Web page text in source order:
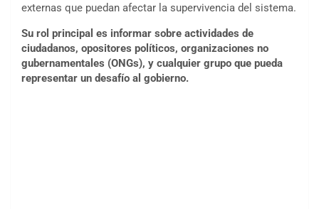
externas que puedan afectar la supervivencia del sistema.
Su rol principal es informar sobre actividades de
ciudadanos, opositores políticos, organizaciones no
gubernamentales (ONGs), y cualquier grupo que pueda
representar un desafío al gobierno.